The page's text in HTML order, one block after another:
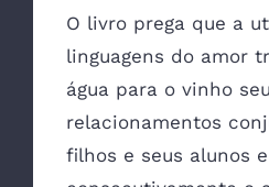
O livro prega que a
linguagens do amor
água para o vinho
relacionamentos
filhos e seus alunos e